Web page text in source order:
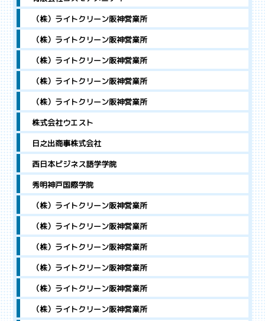
（株）ライトクリーン阪神営業所
（株）ライトクリーン阪神営業所
（株）ライトクリーン阪神営業所
（株）ライトクリーン阪神営業所
（株）ライトクリーン阪神営業所
株式会社ウエスト
日之出商事株式会社
西日本ビジネス語学学院
秀明神戸国際学院
（株）ライトクリーン阪神営業所
（株）ライトクリーン阪神営業所
（株）ライトクリーン阪神営業所
（株）ライトクリーン阪神営業所
（株）ライトクリーン阪神営業所
（株）ライトクリーン阪神営業所